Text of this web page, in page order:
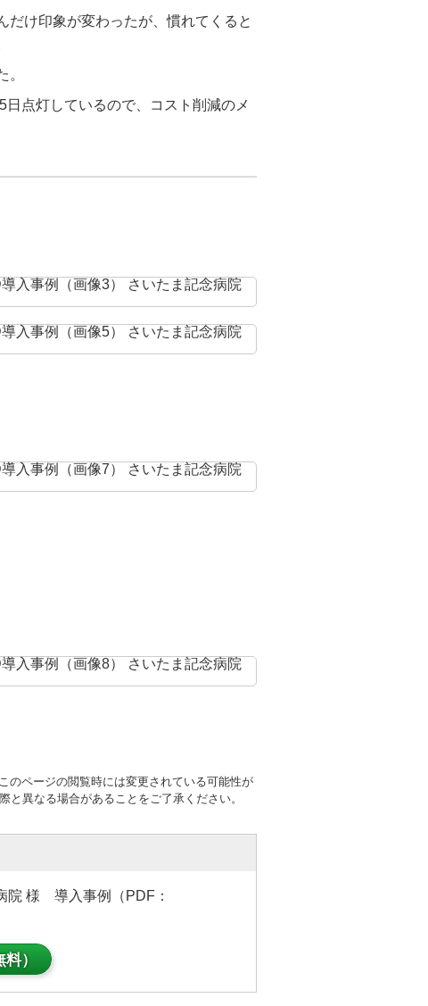
だけ印象が変わったが、慣れてくると
。
点灯しているので、コスト削減のメ
のページの閲覧時には変更されている可能性が
異なる場合があることをご了承ください。
院 様 導入事例（PDF：
）